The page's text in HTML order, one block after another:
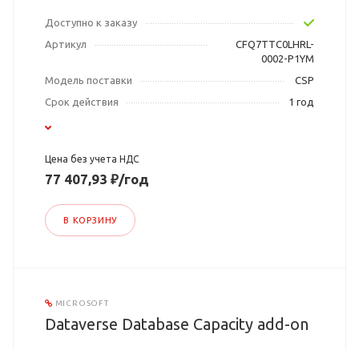
Доступно к заказу
Артикул
CFQ7TTC0LHRL-
0002-P1YM
Модель поставки
CSP
Срок действия
1 год
Цена без учета НДС
77 407,93 ₽/год
В КОРЗИНУ
MICROSOFT
Dataverse Database Capacity add-on